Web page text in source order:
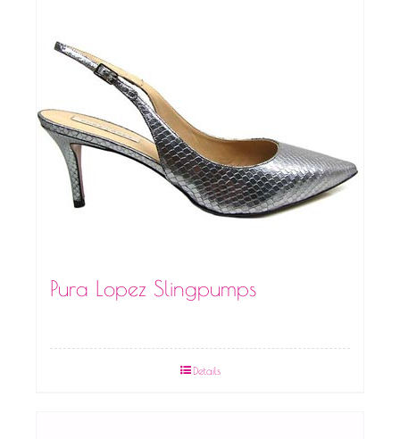
Pura Lopez Slingpumps
Details